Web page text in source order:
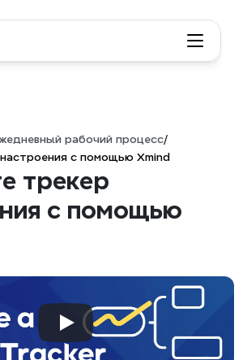
рабочий процесс/
с помощью Xmind
трекер
с помощью